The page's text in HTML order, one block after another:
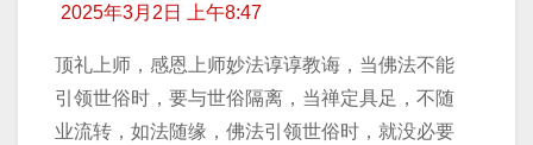
2025年3月2日 上午8:47
顶礼上师，感恩上师妙法谆谆教诲，当佛法不能
引领世俗时，要与世俗隔离，当禅定具足，不随
业流转，如法随缘，佛法引领世俗时，就没必要